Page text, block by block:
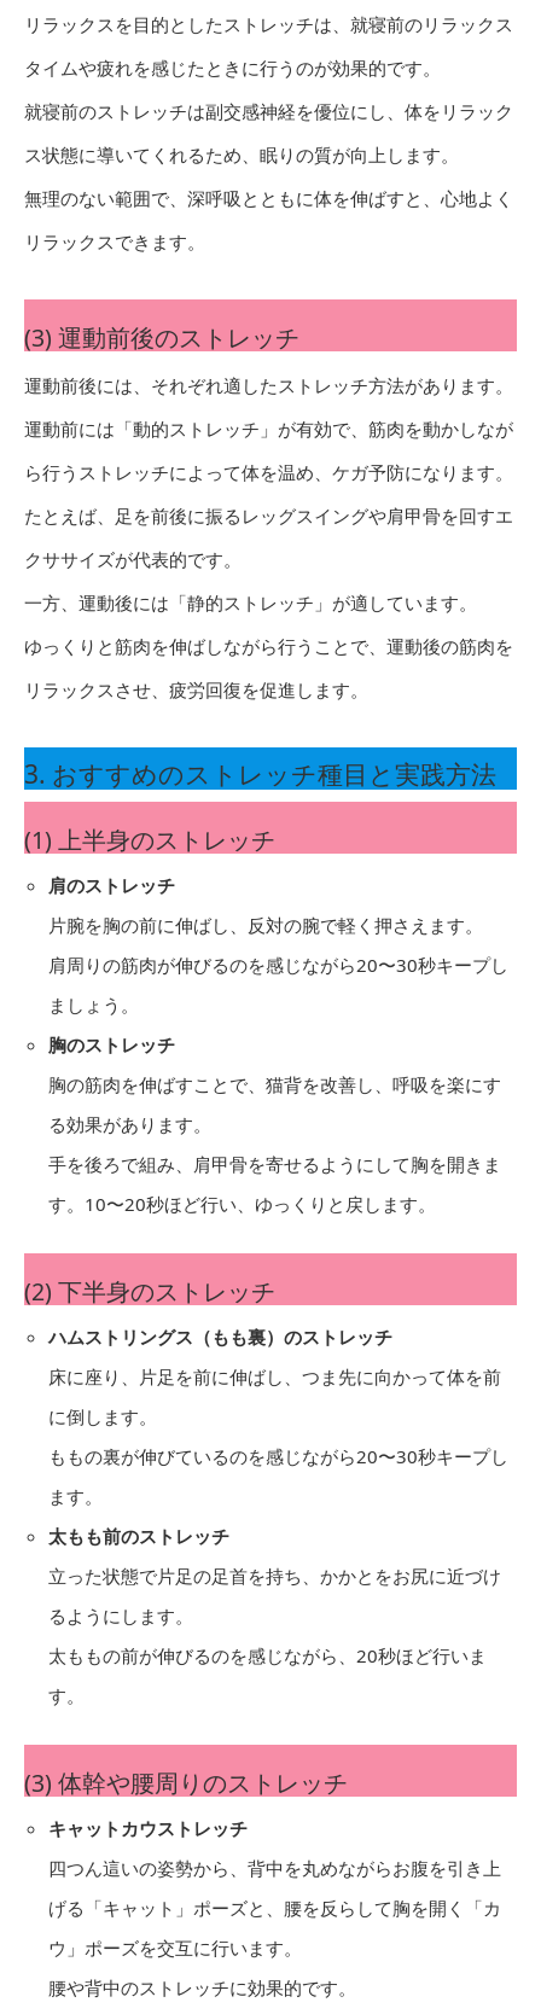
リラックスを目的としたストレッチは、就寝前のリラックス
タイムや疲れを感じたときに行うのが効果的です。
就寝前のストレッチは副交感神経を優位にし、体をリラック
ス状態に導いてくれるため、眠りの質が向上します。
無理のない範囲で、深呼吸とともに体を伸ばすと、心地よく
リラックスできます。
(3) 運動前後のストレッチ
運動前後には、それぞれ適したストレッチ方法があります。
運動前には「動的ストレッチ」が有効で、筋肉を動かしなが
ら行うストレッチによって体を温め、ケガ予防になります。
たとえば、足を前後に振るレッグスイングや肩甲骨を回すエ
クササイズが代表的です。
一方、運動後には「静的ストレッチ」が適しています。
ゆっくりと筋肉を伸ばしながら行うことで、運動後の筋肉を
リラックスさせ、疲労回復を促進します。
3. おすすめのストレッチ種目と実践方法
(1) 上半身のストレッチ
肩のストレッチ
片腕を胸の前に伸ばし、反対の腕で軽く押さえます。
肩周りの筋肉が伸びるのを感じながら20〜30秒キープし
ましょう。
胸のストレッチ
胸の筋肉を伸ばすことで、猫背を改善し、呼吸を楽にす
る効果があります。
手を後ろで組み、肩甲骨を寄せるようにして胸を開きま
す。10〜20秒ほど行い、ゆっくりと戻します。
(2) 下半身のストレッチ
ハムストリングス（もも裏）のストレッチ
床に座り、片足を前に伸ばし、つま先に向かって体を前
に倒します。
ももの裏が伸びているのを感じながら20〜30秒キープし
ます。
太もも前のストレッチ
立った状態で片足の足首を持ち、かかとをお尻に近づけ
るようにします。
太ももの前が伸びるのを感じながら、20秒ほど行いま
す。
(3) 体幹や腰周りのストレッチ
キャットカウストレッチ
四つん這いの姿勢から、背中を丸めながらお腹を引き上
げる「キャット」ポーズと、腰を反らして胸を開く「カ
ウ」ポーズを交互に行います。
腰や背中のストレッチに効果的です。